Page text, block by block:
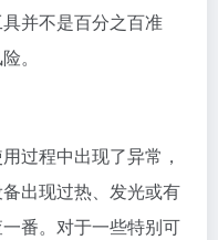
并不是百分之百准
。
过程中出现了异常，
出现过热、发光或有
番。对于一些特别可